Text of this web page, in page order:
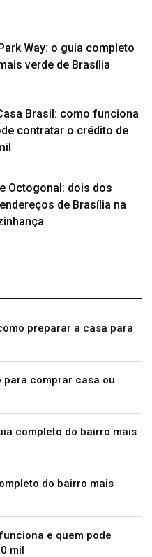
Way: o guia completo
verde de Brasília
Brasil: como funciona
contratar o crédito de
Octogonal: dois dos
de Brasília na
preparar a casa para
comprar casa ou
completo do bairro mais
do bairro mais
e quem pode
mil